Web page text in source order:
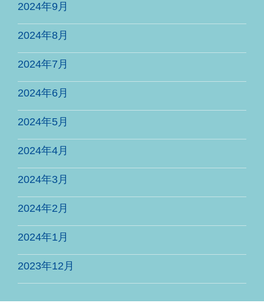
2024年9月
2024年8月
2024年7月
2024年6月
2024年5月
2024年4月
2024年3月
2024年2月
2024年1月
2023年12月